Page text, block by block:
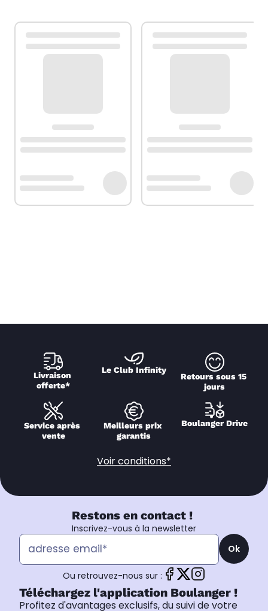
Livraison
offerte*
Le Club Infinity
Retours sous 15
jours
Service après
vente
Meilleurs prix
garantis
Boulanger Drive
Voir conditions*
Restons en contact !
Inscrivez-vous à la newsletter
Ok
Ou retrouvez-nous sur :
Téléchargez l'application Boulanger !
Profitez d'avantages exclusifs, du suivi de votre